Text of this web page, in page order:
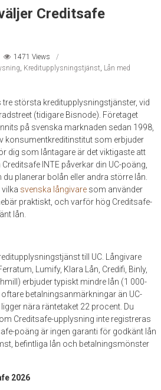
Creditsafe
1471 Views
, Kreditupplysningstjänst, Lån med
tre största kreditupplysningstjänster, vid
(tidigare Bisnode). Företaget
på svenska marknaden sedan 1998,
konsumentkreditinstitut som erbjuder
dig som låntagare är det viktigaste att
INTE påverkar din UC-poäng,
planerar bolån eller andra större lån.
svenska långivare som använder
praktiskt, och varför hög Creditsafe-
lån.
till UC. Långivare
Lumify, Klara Lån, Credifi, Binly,
erbjuder typiskt mindre lån (1 000-
betalningsanmärkningar än UC-
nära räntetaket 22 procent. Du
Creditsafe-upplysning inte registreras
poäng är ingen garanti för godkänt lån
befintliga lån och betalningsmönster
2026